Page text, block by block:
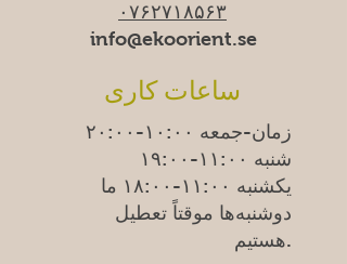
۰۷۶۲۷۱۸۵۶۳
info@ekoorient.se​​
ساعات کاری
زمان-جمعه ۱۰:۰۰-۲۰:۰۰
شنبه ۱۱:۰۰-۱۹:۰۰
یکشنبه ۱۱:۰۰-۱۸:۰۰
ما
دوشنبه‌ها موقتاً تعطیل
هستیم.